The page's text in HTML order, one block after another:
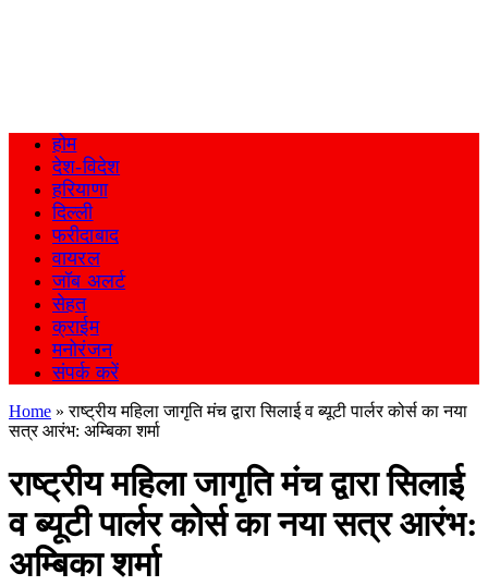
होम
देश-विदेश
हरियाणा
दिल्ली
फरीदाबाद
वायरल
जॉब अलर्ट
सेहत
क्राईम
मनोरंजन
संपर्क करें
Home »राष्ट्रीय महिला जागृति मंच द्वारा सिलाई व ब्यूटी पार्लर कोर्स का नया
सत्र आरंभ: अम्बिका शर्मा
राष्ट्रीय महिला जागृति मंच द्वारा सिलाई
व ब्यूटी पार्लर कोर्स का नया सत्र आरंभ:
अम्बिका शर्मा